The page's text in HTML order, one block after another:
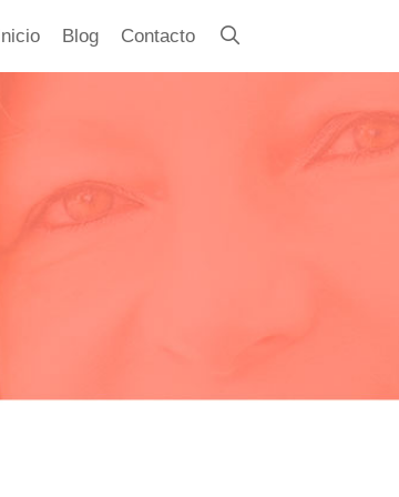
Blog Contacto